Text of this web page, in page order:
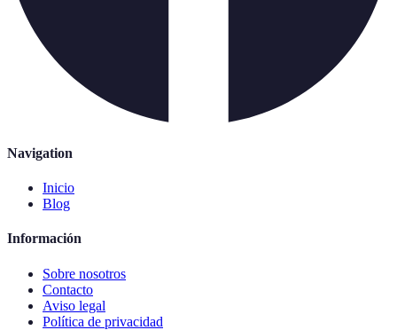
Navigation
Inicio
Blog
Información
Sobre nosotros
Contacto
Aviso legal
Política de privacidad